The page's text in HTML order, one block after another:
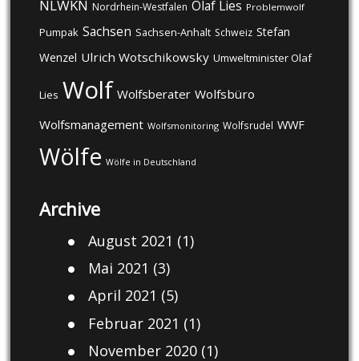
NLWKN Nordrhein-Westfalen Olaf Lies Problemwolf
Pumpak Sachsen Sachsen-Anhalt Schweiz Stefan
Wenzel Ulrich Wotschikowsky Umweltminister Olaf
Lies Wolf Wolfsberater Wolfsbüro
Wolfsmanagement Wolfsmonitoring Wolfsrudel WWF
Wölfe Wölfe in Deutschland
Archive
August 2021 (1)
Mai 2021 (3)
April 2021 (5)
Februar 2021 (1)
November 2020(1)